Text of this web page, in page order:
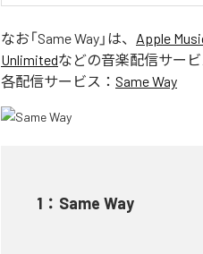
なお「Same Way 」は、 Apple
Unlimitedなどの音楽配信サー
各配信サービス： Same Way
1 ： Same Way